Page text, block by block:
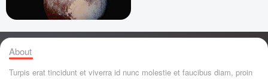
About
Turpis erat tincidunt et viverra id nunc molestie et faucibus diam, proin